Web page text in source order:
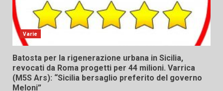
Varie
Batosta per la rigenerazione urbana in Sicilia,
revocati da Roma progetti per 44 milioni. Varrica
(M5S Ars): “Sicilia bersaglio preferito del governo
Meloni”